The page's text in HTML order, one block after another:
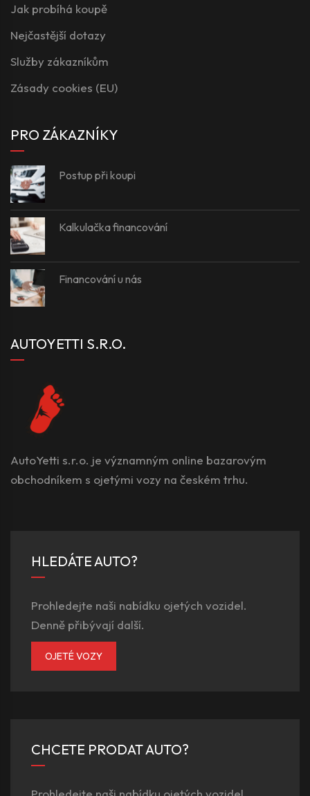
Jak probíhá koupě
Nejčastější dotazy
Služby zákazníkům
Zásady cookies (EU)
PRO ZÁKAZNÍKY
Postup při koupi
Kalkulačka financování
Financování u nás
AUTOYETTI S.R.O.
AutoYetti s.r.o. je významným online bazarovým
obchodníkem s ojetými vozy na českém trhu.
HLEDÁTE AUTO?
Prohledejte naši nabídku ojetých vozidel.
Denně přibývají další.
OJETÉ VOZY
CHCETE PRODAT AUTO?